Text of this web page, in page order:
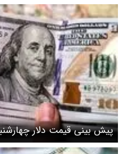
انتظار سیگنال مذاکرات